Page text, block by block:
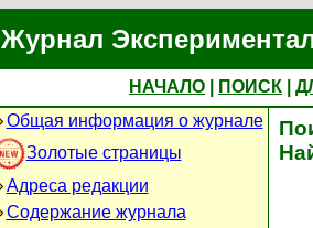
Журнал
НАЧАЛО ПОИСК
Общая информация о журнале
Золотые страницы
Адреса редакции
Содержание журнала